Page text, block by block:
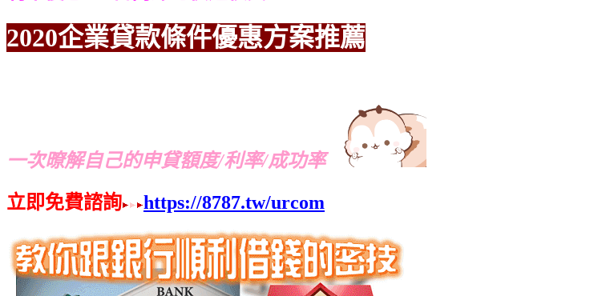
2020企業貸款條件優惠方案推薦
一次暸解自己的申貸額度/利率/成功率
立即免費諮詢
https://8787.tw/urcom